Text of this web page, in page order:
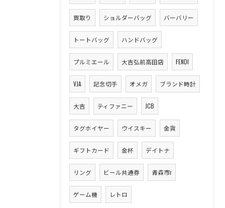
買取り ショルダーバッグ バーバリー
トートバッグ ハンドバッグ
プルミエール 大吉弘前高田店 FENDI
VJA 記念切手 オメガ ブランド時計
大吉 ティファニー JCB
タグホイヤー ウイスキー 金貨
ギフトカード 金杯 デイトナ
リング ビール共通券 青森市r
ゲーム機 レトロ